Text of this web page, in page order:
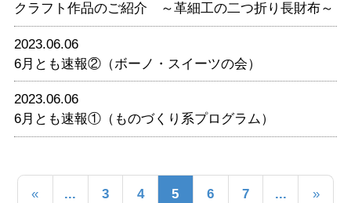
クラフト作品のご紹介 ～革細工の二つ折り長財布～
2023.06.06
6月とも速報②（ボーノ・スイーツの会）
2023.06.06
6月とも速報①（ものづくり系プログラム）
« ... 3 4 5 6 7 ... »